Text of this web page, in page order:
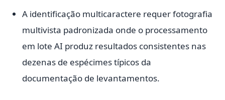
A identificação multicaractere requer fotografia
multivista padronizada onde o processamento
em lote AI produz resultados consistentes nas
dezenas de espécimes típicos da
documentação de levantamentos.